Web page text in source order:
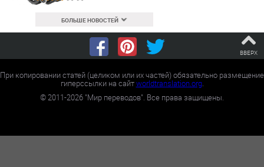
БОЛЬШЕ НОВОСТЕЙ
ВВЕРХ
При копировании статей (целиком или их частей) обязательно размещение
гиперссылки на сайтworldtranslation.org.
©2011-2026 "Мир переводов". Все права защищены.